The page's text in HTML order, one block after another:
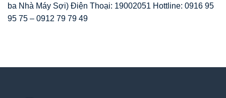
ba Nhà Máy Sợi) Điện Thoại: 19002051 Hottline: 0916 95
95 75 – 0912 79 79 49